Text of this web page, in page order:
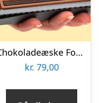
Chokoladeæske Fodboldspiller
kr. 79,00